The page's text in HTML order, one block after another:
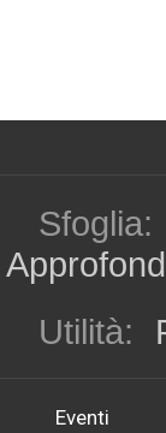
Sfoglia:
Utilità:
Eventi